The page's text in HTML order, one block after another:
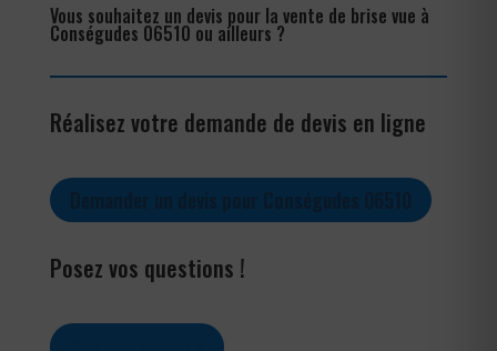
Vous souhaitez un devis pour la vente de brise vue à
Conségudes 06510 ou ailleurs ?
Réalisez votre demande de devis en ligne
Posez vos questions !